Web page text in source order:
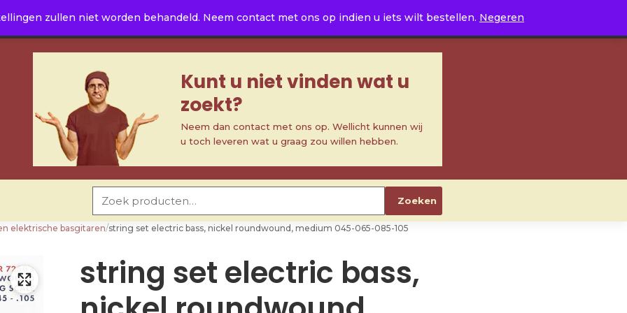
zullen niet worden behandeld. Neem contact met ons op indien u iets wilt bestellen. Negeren
Kunt u niet vinden wat u
zoekt?
Neem dan contact met ons op. Wellicht kunnen wij
u toch leveren wat u graag zou willen hebben.
Zoeken
elektrische basgitaren/string set electric bass, nickel roundwound, medium 045-065-085-105
string set electric bass,